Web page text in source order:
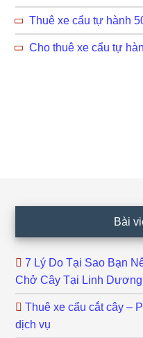
Thuê xe cẩu tự hành
Cho thuê xe cẩu tự
Bài
7 Lý Do Tại Sao Bạn
Chở Cây Tại Linh
Thuê xe cẩu cắt cây –
dịch vụ